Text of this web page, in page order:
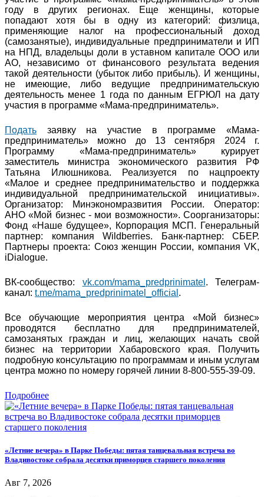
году в других регионах. Еще женщины, которые
попадают хотя бы в одну из категорий: физлица,
применяющие налог на профессиональный доход
(самозанятые), индивидуальные предприниматели и ИП
на НПД, владельцы доли в уставном капитале ООО или
АО, независимо от финансового результата ведения
такой деятельности (убыток либо прибыль). И женщины,
не имеющие, либо ведущие предпринимательскую
деятельность менее 1 года по данным ЕГРЮЛ на дату
участия в программе «Мама-предприниматель».
Подать заявку на участие в программе «Мама-
предприниматель» можно до 13 сентября 2024 г.
Программу «Мама-предприниматель» курирует
заместитель министра экономического развития РФ
Татьяна Илюшникова. Реализуется по нацпроекту
«Малое и среднее предпринимательство и поддержка
индивидуальной предпринимательской инициативы».
Организатор: Минэкономразвития России. Оператор:
АНО «Мой бизнес - мои возможности». Соорганизаторы:
Фонд «Наше будущее», Корпорация МСП. Генеральный
партнер: компания Wildberries. Банк-партнер: СБЕР.
Партнеры проекта: Союз женщин России, компания VK,
iDialogue.
ВК-сообщество: vk.com/mama_predprinimatel . Телеграм-
канал: t.me/mama_predprinimatel_official .
Все обучающие мероприятия центра «Мой бизнес»
проводятся бесплатно для предпринимателей,
самозанятых граждан и лиц, желающих начать свой
бизнес на территории Хабаровского края. Получить
подробную консультацию по программам и иным услугам
центра можно по номеру горячей линии 8-800-555-39-09.
Подробнее
«Летние вечера» в Парке Победы: пятая танцевальная встреча во
Владивостоке собрала десятки приморцев старшего поколения
Авг 7, 2026